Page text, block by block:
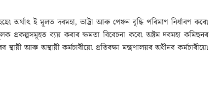
অৰ্থাৎ ই মূলত দৰমহা, ভাট্টা আৰু পেঞ্চন বৃদ্ধি পৰিমাণ নিৰ্ধাৰণ কৰে৷
ব্যয় কৰাৰ ক্ষমতা বিবেচনা কৰে৷ অষ্টম দৰমহা কমিছনৰ
আৰু অস্থায়ী কৰ্মচাৰীয়ে৷ প্ৰতিৰক্ষা মন্ত্ৰণালয়ৰ অধীনৰ কৰ্মচাৰীয়ে৷